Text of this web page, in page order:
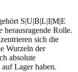
S|U|B|L|I|M|E
herausragende Rolle.
sich die
Wurzeln der
absolute
Lager haben.